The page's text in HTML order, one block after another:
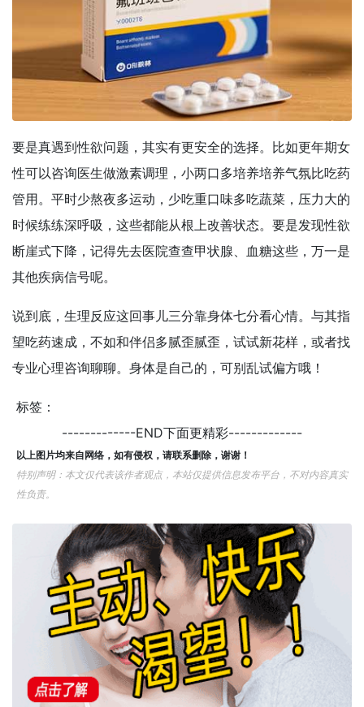
要是真遇到性欲问题，其实有更安全的选择。比如更年期女
性可以咨询医生做激素调理，小两口多培养培养气氛比吃药
管用。平时少熬夜多运动，少吃重口味多吃蔬菜，压力大的
时候练练深呼吸，这些都能从根上改善状态。要是发现性欲
断崖式下降，记得先去医院查查甲状腺、血糖这些，万一是
其他疾病信号呢。
说到底，生理反应这回事儿三分靠身体七分看心情。与其指
望吃药速成，不如和伴侣多腻歪腻歪，试试新花样，或者找
专业心理咨询聊聊。身体是自己的，可别乱试偏方哦！
标签：
-------------END下面更精彩-------------
以上图片均来自网络，如有侵权，请联系删除，谢谢！
特别声明：本文仅代表该作者观点，本站仅提供信息发布平台，不对内容真实
性负责。